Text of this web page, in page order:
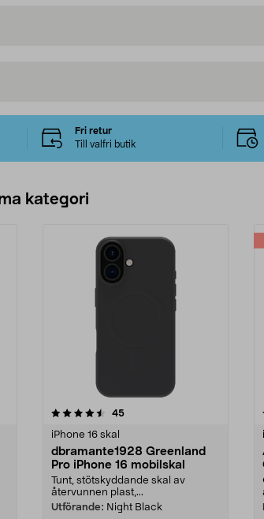
Fri retur
Till valfri butik
kategori
45recensioner
iPhone 16 skal
dbramante1928 Greenland
Pro iPhone 16 mobilskal
Tunt, stötskyddande skal av
återvunnen plast,...
Utförande: Night Black
3.5 av 5 stjärnor